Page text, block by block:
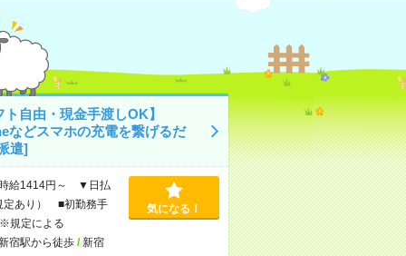
ト自由・現金手渡しOK】
などスマホの充電を繋げるだ
遣]
給1414円～ ▼日払
定あり） ■初勤務手
定による
宿駅から徒歩/新宿
気になる！